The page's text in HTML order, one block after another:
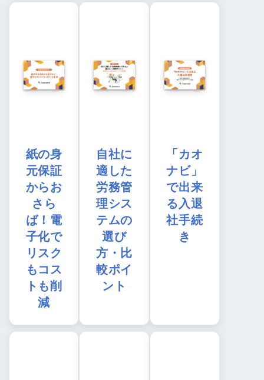
紙の身
元保証
からお
さら
ば！電
子化で
リスク
もコス
トも削
減
自社に
適した
労務管
理シス
テムの
選び
方・比
較ポイ
ント
「カオ
ナビ」
で出来
る入退
社手続
き